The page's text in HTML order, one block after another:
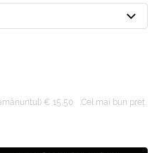
€ 15,50
Cel mai bun preț